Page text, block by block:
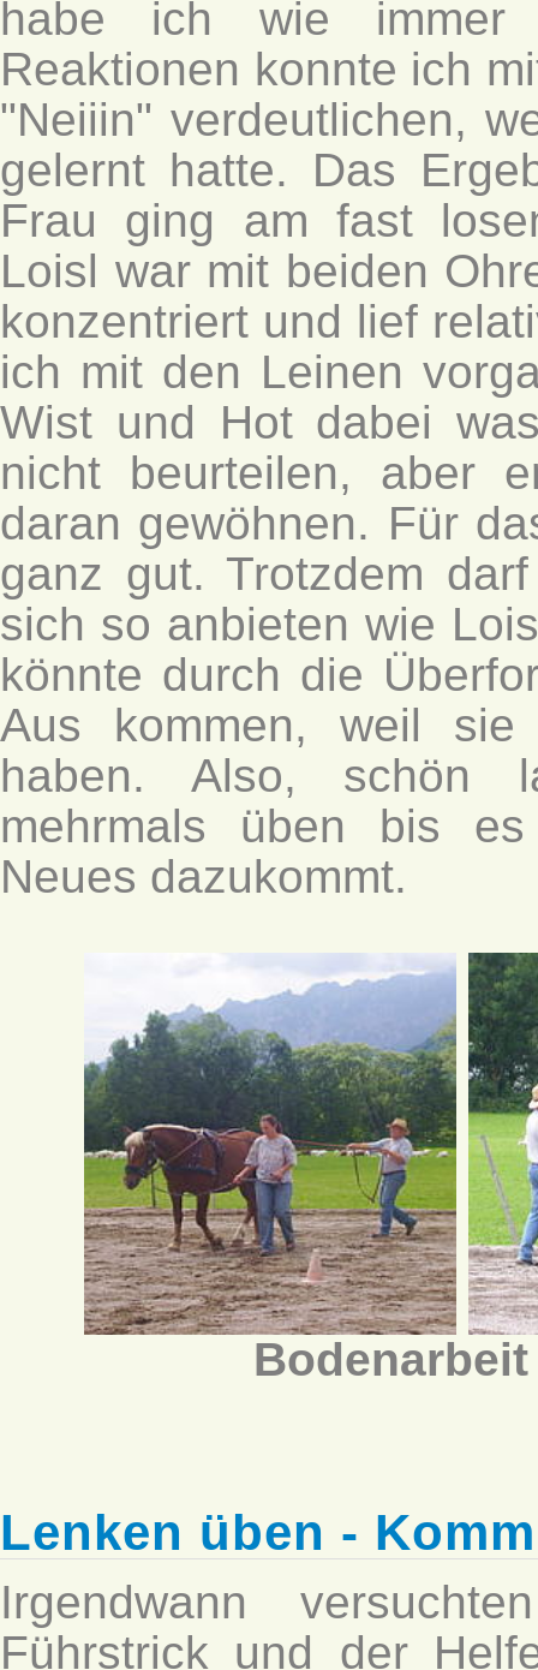
habe ich wie immer
Reaktionen konnte ich
"Neiiin" verdeutlichen,
gelernt hatte. Das
Frau ging am fast
Loisl war mit beiden
konzentriert und lief
ich mit den Leinen
Wist und Hot dabei
nicht beurteilen, aber
daran gewöhnen. Für
ganz gut. Trotzdem
sich so anbieten wie
könnte durch die
Aus kommen, weil
haben. Also, schön
mehrmals üben bis
Neues dazukommt.
Lenken üben -
Irgendwann
Führstrick und der